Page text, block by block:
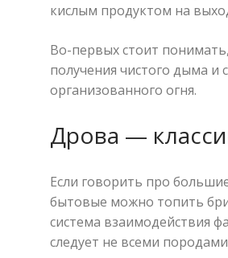
кислым продуктом на
Во-первых стоит
получения чистого дыма
организованного огня.
Дрова —
Если говорить про
бытовые можно топить
система взаимодействия
следует не всеми